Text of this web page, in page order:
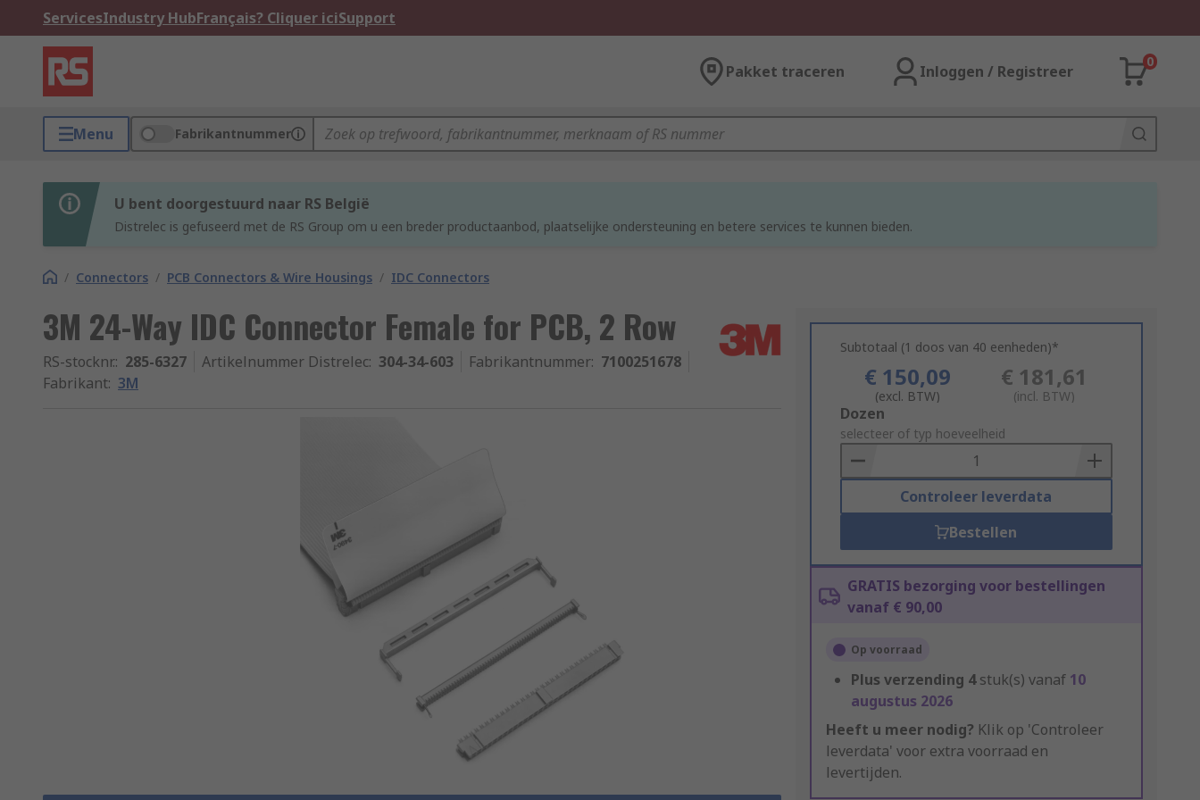
ServicesIndustry HubFrançais? Cliquer iciSupport
Pakket traceren Inloggen / Registreer
0
Menu Fabrikantnummer
U bent doorgestuurd naar RS België
Distrelec is gefuseerd met de RS Group om u een breder productaanbod, plaatselijke ondersteuning en betere services te kunnen bieden.
/ Connectors / PCB Connectors & Wire Housings / IDC Connectors
3M 24-Way IDC Connector Female for PCB, 2 Row
RS-stocknr.: 285-6327 Artikelnummer Distrelec: 304-34-603 Fabrikantnummer: 7100251678
Fabrikant: 3M
Subtotaal (1 doos van 40 eenheden)*
€ 150,09
(excl. BTW)
€ 181,61
(incl. BTW)
Add
to
Basket
Dozen
selecteer of typ hoeveelheid
Controleer leverdata
Bestellen
GRATIS bezorging voor bestellingen
vanaf € 90,00
Op voorraad
Plus verzending 4stuk(s) vanaf 10
augustus 2026
Heeft u meer nodig? Klik op 'Controleer
leverdata' voor extra voorraad en
levertijden.